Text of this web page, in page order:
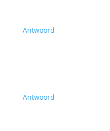
Antwoord
Antwoord